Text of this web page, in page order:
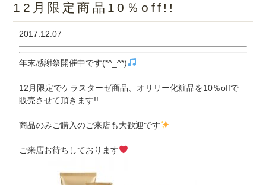
12月限定商品10％off!!
2017.12.07
年末感謝祭開催中です(*^_^*)
12月限定でケラスターゼ商品、オリリー化粧品を10％offで
販売させて頂きます!!
商品のみご購入のご来店も大歓迎です
ご来店お待ちしております